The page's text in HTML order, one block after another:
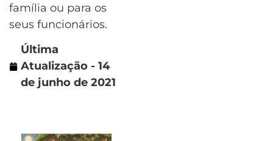
família ou para os
seus funcionários.
Última
Atualização - 14
de junho de 2021